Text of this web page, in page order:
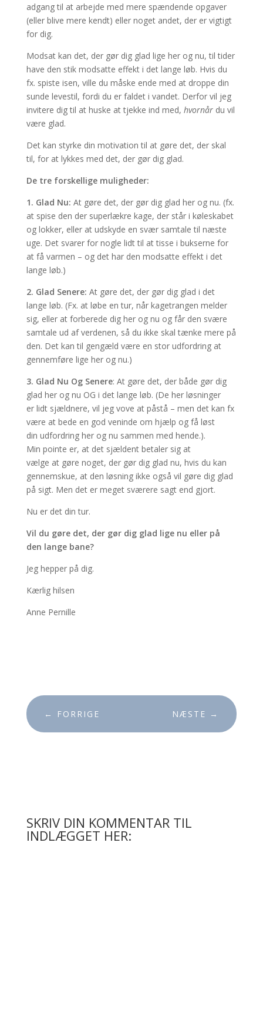
adgang til at arbejde med mere spændende opgaver
(eller blive mere kendt) eller noget andet, der er vigtigt
for dig.
Modsat kan det, der gør dig glad lige her og nu, til tider
have den stik modsatte effekt i det lange løb. Hvis du
fx. spiste isen, ville du måske ende med at droppe din
sunde levestil, fordi du er faldet i vandet. Derfor vil jeg
invitere dig til at huske at tjekke ind med, hvornårdu vil
være glad.
Det kan styrke din motivation til at gøre det, der skal
til, for at lykkes med det, der gør dig glad.
De tre forskellige muligheder:
1. Glad Nu: At gøre det, der gør dig glad her og nu. (fx.
at spise den der superlækre kage, der står i køleskabet
og lokker, eller at udskyde en svær samtale til næste
uge. Det svarer for nogle lidt til at tisse i bukserne for
at få varmen – og det har den modsatte effekt i det
lange løb.)
2. Glad Senere: At gøre det, der gør dig glad i det
lange løb. (Fx. at løbe en tur, når kagetrangen melder
sig, eller at forberede dig her og nu og får den svære
samtale ud af verdenen, så du ikke skal tænke mere på
den. Det kan til gengæld være en stor udfordring at
gennemføre lige her og nu.)
3. Glad Nu Og Senere: At gøre det, der både gør dig
glad her og nu OG i det lange løb. (De her løsninger
er lidt sjældnere, vil jeg vove at påstå – men det kan fx
være at bede en god veninde om hjælp og få løst
din udfordring her og nu sammen med hende.).
Min pointe er, at det sjældent betaler sig at
vælge at gøre noget, der gør dig glad nu, hvis du kan
gennemskue, at den løsning ikke også vil gøre dig glad
på sigt. Men det er meget sværere sagt end gjort.
Nu er det din tur.
Vil du gøre det, der gør dig glad lige nu eller på
den lange bane?
Jeg hepper på dig.
Kærlig hilsen
Anne Pernille
← FORRIGE NÆSTE →
SKRIV DIN KOMMENTAR TIL
INDLÆGGET HER: